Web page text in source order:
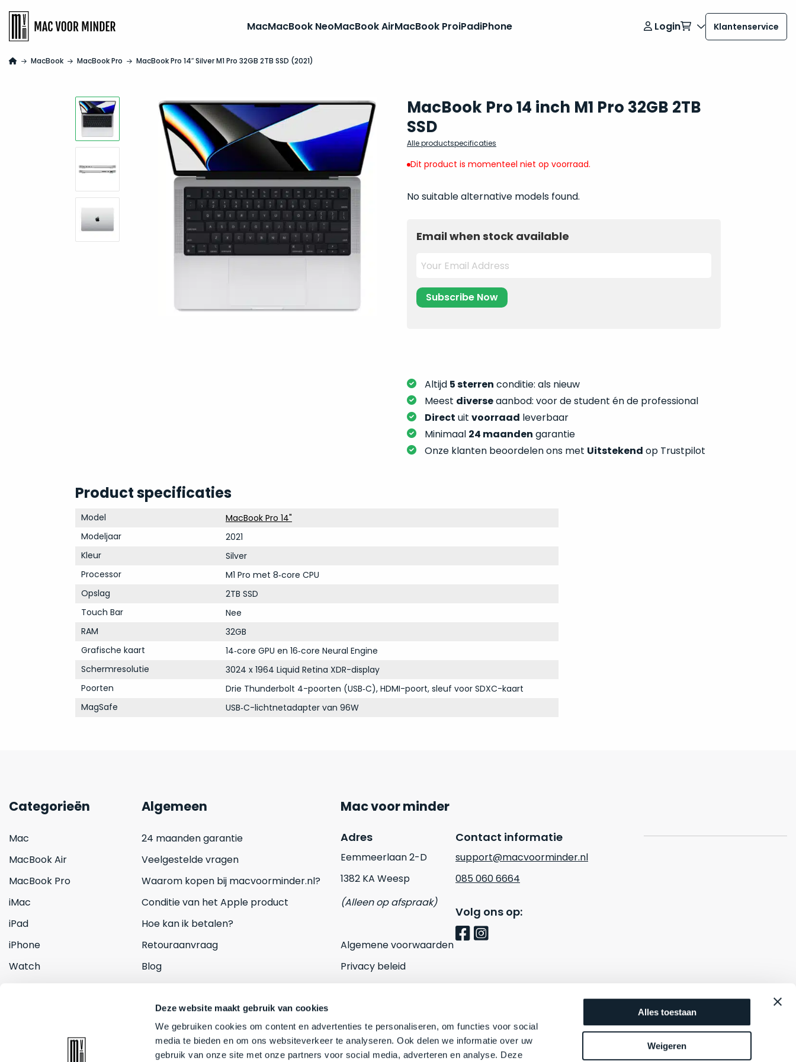
Deze website maakt gebruik van cookies
We gebruiken cookies om content en advertenties te personaliseren, om functies voor social
media te bieden en om ons websiteverkeer te analyseren. Ook delen we informatie over uw
gebruik van onze site met onze partners voor social media, adverteren en analyse. Deze
Alles toestaan
Weigeren
MacMacBook NeoMacBook AirMacBook ProiPadiPhone Login Klantenservice
MacBook MacBook Pro MacBook Pro 14″ Silver M1 Pro 32GB 2TB SSD (2021)
MacBook Pro 14 inch M1 Pro 32GB 2TB
SSD
Alle productspecificaties
Dit product is momenteel niet op voorraad.
No suitable alternative models found.
Email when stock available
Altijd 5 sterren conditie: als nieuw
Meest diverseaanbod: voor de student én de professional
Direct uit voorraad leverbaar
Minimaal 24 maanden garantie
Onze klanten beoordelen ons met Uitstekend op Trustpilot
Product specificaties
Model
MacBook Pro 14"
Modeljaar
2021
Kleur
Silver
Processor
M1 Pro met 8‑core CPU
Opslag
2TB SSD
Touch Bar
Nee
RAM
32GB
Grafische kaart
14‑core GPU en 16‑core Neural Engine
Schermresolutie
3024 x 1964 Liquid Retina XDR-display
Poorten
Drie Thunderbolt 4-poorten (USB‑C), HDMI-poort, sleuf voor SDXC-kaart
MagSafe
USB‑C-lichtnetadapter van 96W
Categorieën
Mac
MacBook Air
MacBook Pro
iMac
iPad
iPhone
Watch
Algemeen
24 maanden garantie
Veelgestelde vragen
Waarom kopen bij macvoorminder.nl?
Conditie van het Apple product
Hoe kan ik betalen?
Retouraanvraag
Blog
Mac voor minder
Adres
Eemmeerlaan 2-D
1382 KA Weesp
(Alleen op afspraak)
Algemene voorwaarden
Privacy beleid
Contact informatie
support@macvoorminder.nl
085 060 6664
Volg ons op: